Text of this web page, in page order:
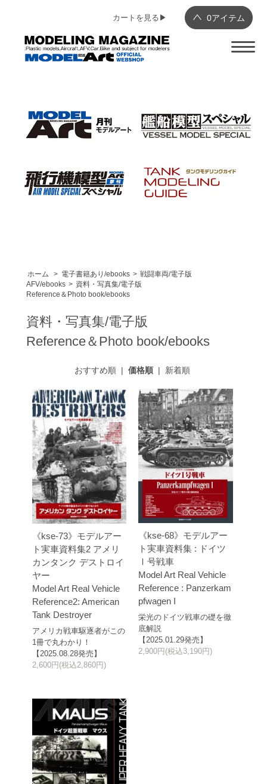
0アイテム
カートを見る▶︎
ホーム > 電子書籍あり/ebooks > 戦闘車両/電子版
AFV/ebooks > 資料・写真集/電子版
Reference＆Photo book/ebooks
資料・写真集/電子版
Reference＆Photo book/ebooks
おすすめ順 |価格順 | 新着順
《kse-73》モデルアー
ト実車資料集2 アメリ
カンタンク デストロイ
ヤー
Model Art Real Vehicle
Reference2: American
Tank Destroyer
アメリカ戦車駆逐者がこの
1冊で丸わかり！
【2025.08.28発売】
2,600円(税込2,860円)
《kse-68》モデルアー
ト実車資料集 : ドイツ
Ⅰ号戦車
Model Art Real Vehicle
Reference : Panzerkam
pfwagen I
栄光のドイツ戦車の礎を徹
底解説
【2025.01.29発売】
2,900円(税込3,190円)